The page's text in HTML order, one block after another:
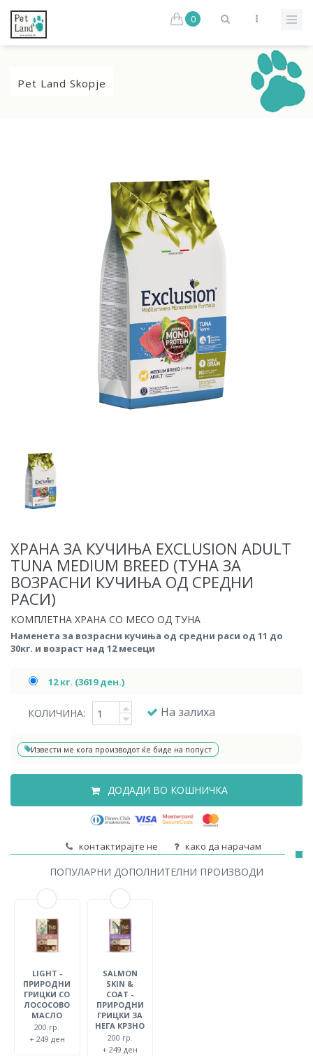
0
Pet Land Skopje
ХРАНА ЗА КУЧИЊА EXCLUSION ADULT
TUNA MEDIUM BREED (ТУНА ЗА
ВОЗРАСНИ КУЧИЊА ОД СРЕДНИ
РАСИ)
КОМПЛЕТНА ХРАНА СО МЕСО ОД ТУНА
Наменета за возрасни кучиња од средни раси од 11 до
30кг. и возраст над 12 месеци
12 кг. (3619 ден.)
КОЛИЧИНА: На залиха
Извести ме кога производот ќе биде на попуст
ДОДАДИ ВО КОШНИЧКА
контактирајте не како да нарачам
ПОПУЛАРНИ ДОПОЛНИТЕЛНИ ПРОИЗВОДИ
LIGHT -
ПРИРОДНИ
ГРИЦКИ СО
ЛОСОСОВО
МАСЛО
200 гр.
+ 249 ден
SALMON
SKIN &
COAT -
ПРИРОДНИ
ГРИЦКИ ЗА
НЕГА КРЗНО
200 гр.
+ 249 ден